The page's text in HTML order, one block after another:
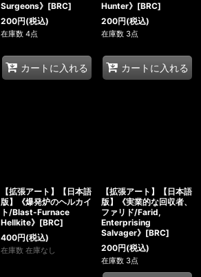
Surgeons》[BRC]
200円(税込)
在庫数 4点
カートに入れる
Hunter》[BRC]
200円(税込)
在庫数 3点
カートに入れる
【拡張アート】【日本語
版】《爆発炉のヘルカイ
ト/Blast-Furnace
Hellkite》[BRC]
400円(税込)
在庫数 在庫なし
【拡張アート】【日本語
版】《実業的な回収者、
ファリド/Farid,
Enterprising
Salvager》[BRC]
200円(税込)
在庫数 3点